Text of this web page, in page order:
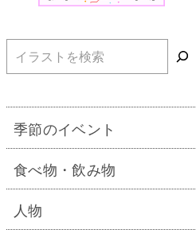
検索
季節のイベント
食べ物・飲み物
人物